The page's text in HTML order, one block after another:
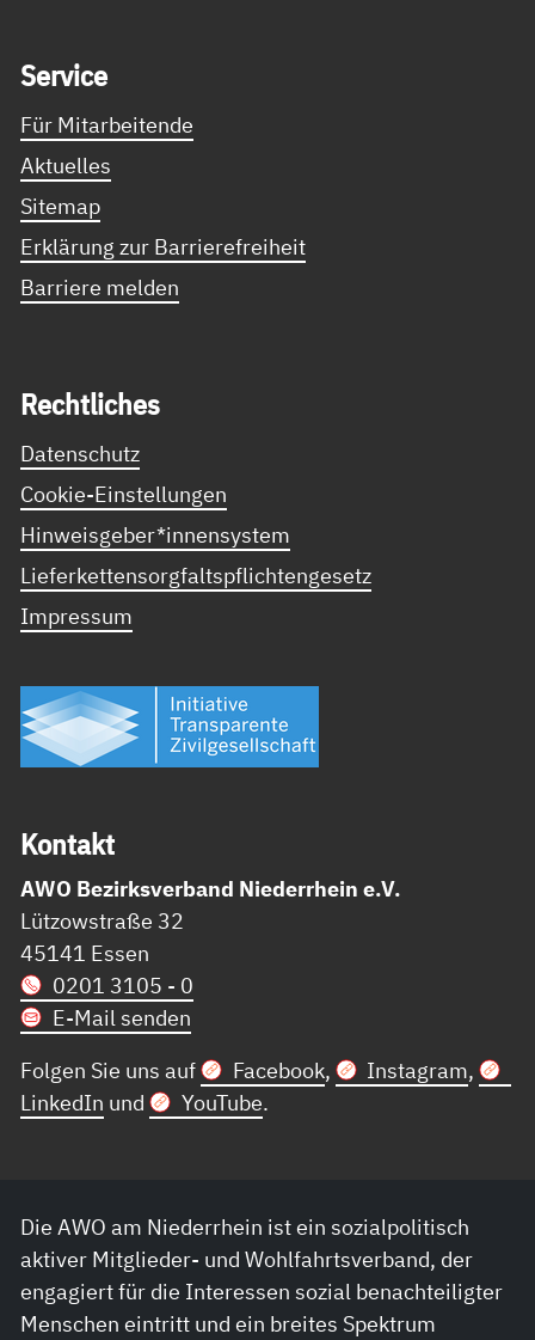
Ser­vice
Für Mitarbeitende
Aktuelles
Sitemap
Erklärung zur Barrierefreiheit
Barriere melden
Recht­li­ches
Datenschutz
Cookie-Einstellungen
Hinweisgeber*innensystem
Lieferkettensorgfaltspflichtengesetz
Impressum
Kon­takt
AWO Bezirksverband Niederrhein e.V.
Lützowstraße 32
45141 Essen
0201 3105 - 0
E-Mail senden
Folgen Sie uns auf
Facebook, Instagram,
LinkedIn und YouTube.
Die AWO am Niederrhein ist ein sozialpolitisch
aktiver Mitglieder- und Wohlfahrtsverband, der
engagiert für die Interessen sozial benachteiligter
Menschen eintritt und ein breites Spektrum